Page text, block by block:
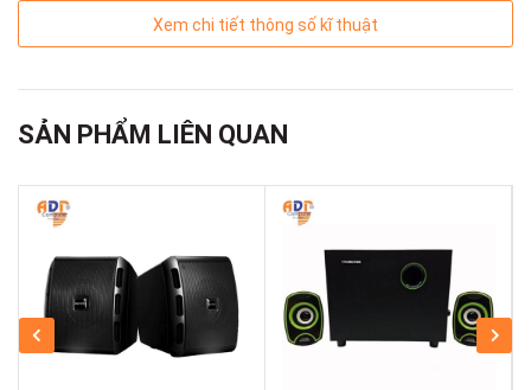
Xem chi tiết thông số kĩ thuật
SẢN PHẨM LIÊN QUAN